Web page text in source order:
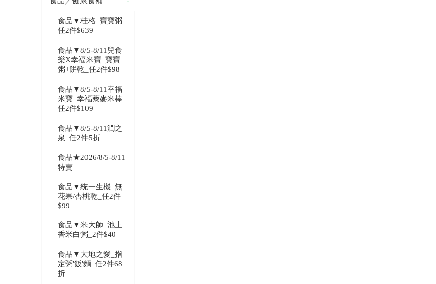
食品▼桂格_寶寶粥_
任2件$639
食品▼8/5-8/11兒食
樂X幸福米寶_寶寶
粥+餅乾_任2件$98
食品▼8/5-8/11幸福
米寶_幸福藜麥米棒_
任2件$109
食品▼8/5-8/11潤之
泉_任2件5折
食品★2026/8/5-8/11
特賣
食品▼統一生機_無
花果/杏桃乾_任2件
$99
食品▼米大師_池上
香米白粥_2件$40
食品▼大地之愛_指
定粥'飯'麵_任2件68
折